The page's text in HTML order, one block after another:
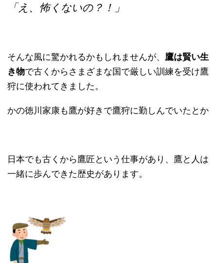
「え、怖くないの？！」
そんな風に驚かれるかもしれませんが、 鷹は賢い生
き物で古くからさまざまな国で厳しい訓練を受け鷹
狩に使われてきました。
かの徳川家康も鷹が好きで鷹狩に勤しんでいたとか
日本でも古くから鷹匠という仕事があり、鷹と人は
一緒に歩んできた歴史があります。